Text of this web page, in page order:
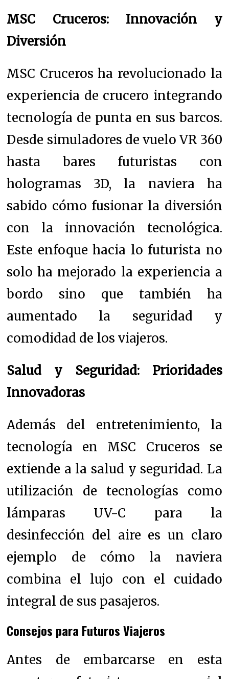
MSC Cruceros: Innovación y
Diversión
MSC Cruceros ha revolucionado la
experiencia de crucero integrando
tecnología de punta en sus barcos.
Desde simuladores de vuelo VR 360
hasta bares futuristas con
hologramas 3D, la naviera ha
sabido cómo fusionar la diversión
con la innovación tecnológica.
Este enfoque hacia lo futurista no
solo ha mejorado la experiencia a
bordo sino que también ha
aumentado la seguridad y
comodidad de los viajeros.
Salud y Seguridad: Prioridades
Innovadoras
Además del entretenimiento, la
tecnología en MSC Cruceros se
extiende a la salud y seguridad. La
utilización de tecnologías como
lámparas UV-C para la
desinfección del aire es un claro
ejemplo de cómo la naviera
combina el lujo con el cuidado
integral de sus pasajeros.
Consejos para Futuros Viajeros
Antes de embarcarse en esta